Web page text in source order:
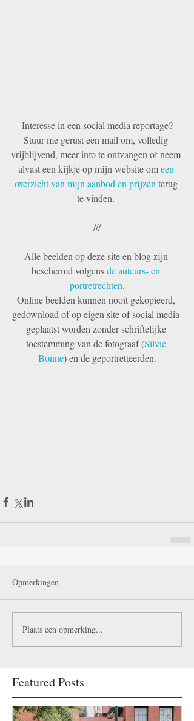
Interesse in een social media reportage?
Stuur me gerust een mail om, volledig
vrijblijvend, meer info te ontvangen of neem
alvast een kijkje op mijn website om een
overzicht van mijn aanbod en prijzen terug
te vinden.
///
Alle beelden op deze site en blog zijn
beschermd volgens de auteurs- en
portretrechten.
Online beelden kunnen nooit gekopieerd,
gedownload of op eigen site of social media
geplaatst worden zonder schriftelijke
toestemming van de fotograaf (Silvie
Bonne) en de geportretteerden.
Opmerkingen
Plaats een opmerking...
Featured Posts